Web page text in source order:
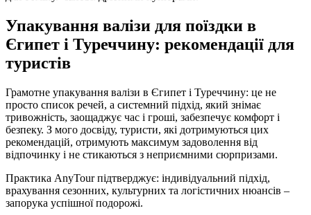
Упакування валізи для поїздки в
Єгипет і Туреччину: рекомендації для
туристів
Грамотне упакування валізи в Єгипет і Туреччину: це не
просто список речей, а системний підхід, який знімає
тривожність, заощаджує час і гроші, забезпечує комфорт і
безпеку. З мого досвіду, туристи, які дотримуються цих
рекомендацій, отримують максимум задоволення від
відпочинку і не стикаються з неприємними сюрпризами.
Практика AnyTour підтверджує: індивідуальний підхід,
врахування сезонних, культурних та логістичних нюансів –
запорука успішної подорожі.